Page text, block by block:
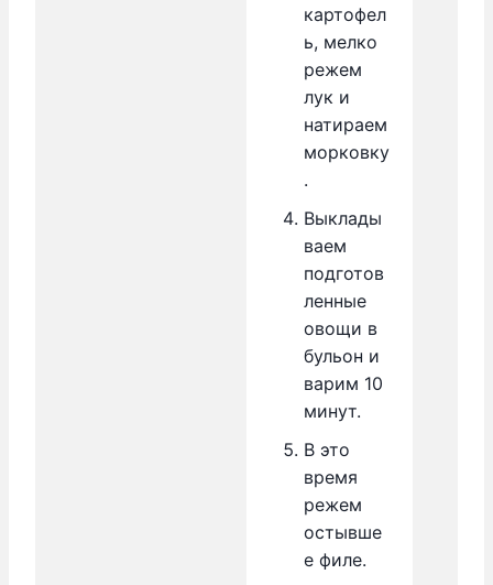
картофел
ь, мелко
режем
лук и
натираем
морковку
.
Выклады
ваем
подготов
ленные
овощи в
бульон и
варим 10
минут.
В это
время
режем
остывше
е филе.